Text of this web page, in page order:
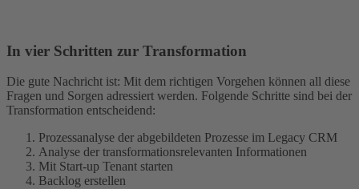
In vier Schritten zur Transformation
Die gute Nachricht ist: Mit dem richtigen Vorgehen können all diese
Fragen und Sorgen adressiert werden. Folgende Schritte sind bei der
Transformation entscheidend:
Prozessanalyse der abgebildeten Prozesse im Legacy CRM
Analyse der transformationsrelevanten Informationen
Mit Start-up Tenant starten
Backlog erstellen